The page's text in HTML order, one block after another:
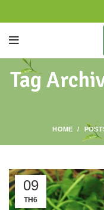
Tag
HOME
09
TH6